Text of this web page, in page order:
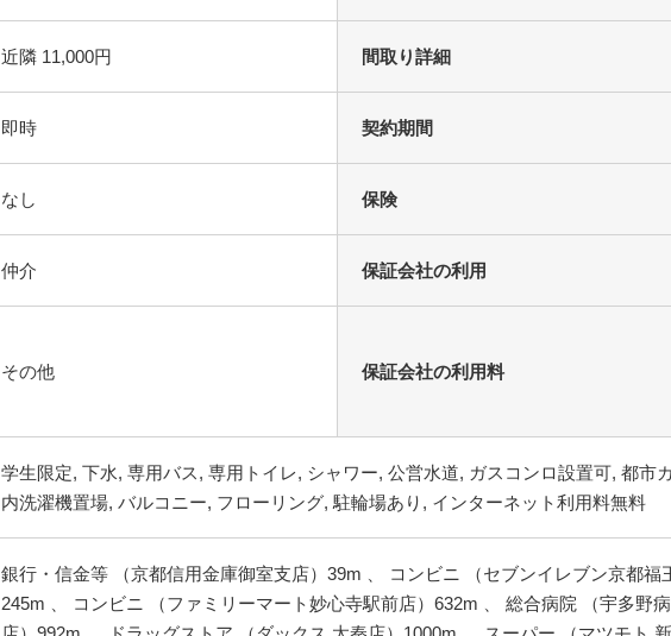
近隣 11,000円 間取り詳細
即時 契約期間
なし 保険
仲介 保証会社の利用
その他 保証会社の利用料
銀行・信金等 （京都信用金庫御室支店）39m 、 コンビニ （セブンイレブン京都
245m 、 コンビニ （ファミリーマート妙心寺駅前店）632m 、 総合病院 （宇多野